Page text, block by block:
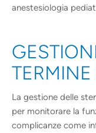
anestesiologia
La gestione delle
per monitorare la
complicanze come